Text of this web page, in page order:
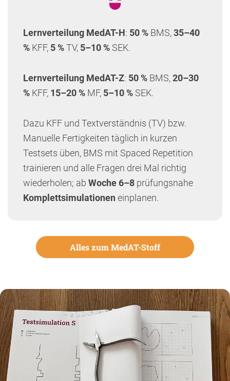
Lernverteilung MedAT-H: 50 % BMS,35–40
% KFF, 5 %TV, 5–10 % SEK.
Lernverteilung MedAT-Z: 50 % BMS,20–30
% KFF, 15–20 % MF, 5–10 % SEK.
Dazu KFF und Textverständnis (TV) bzw.
Manuelle Fertigkeiten täglich in kurzen
Testsets üben, BMS mit Spaced Repetition
trainieren und alle Fragen drei Mal richtig
wiederholen; ab Woche 6–8 prüfungsnahe
Komplettsimulationen einplanen.
Alles zum MedAT-Stoff